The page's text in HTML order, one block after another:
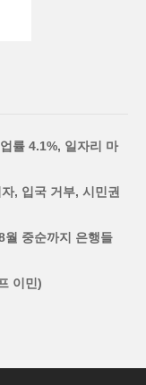
률 4.1%, 일자리 마
, 입국 거부, 시민권
월 중순까지 은행들
이민)